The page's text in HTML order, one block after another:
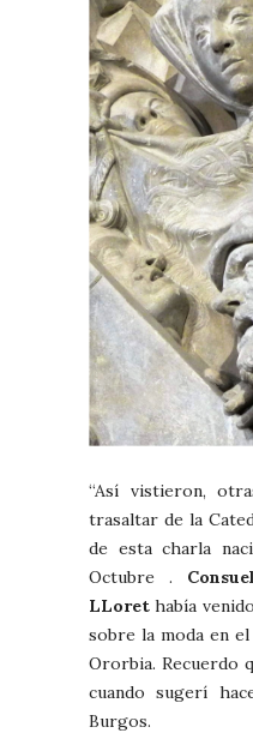
“Así vistieron,
trasaltar de la
de esta charla
Octubre .
LLoret había
sobre la moda en
Ororbia. Recuerdo
cuando sugerí
Burgos.